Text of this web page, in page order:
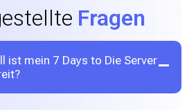
Fragen
ist mein 7 Days to Die Server